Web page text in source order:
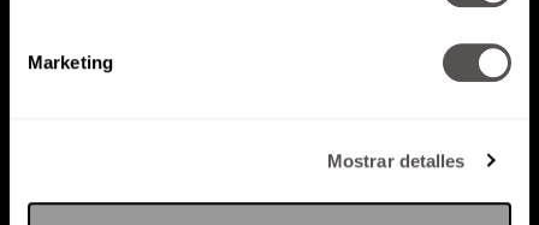
Marketing
Mostrar detalles
Política de Privacidad
PODCAST RADIO MARTHA EVENTOS